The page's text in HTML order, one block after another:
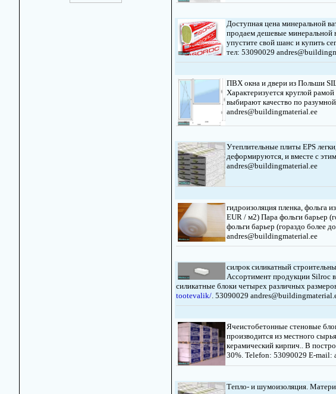
Доступная цена минеральной
продаем дешевые минеральной
упустите свой шанс и купить
тел: 53090029
ПВХ окна и двери из Польши
Характеризуется круглой
выбирают качество по
andres@buildingmaterial.ee
Утеплительные плиты EPS
деформируются, и вместе с
andres@buildingmaterial.ee
гидроизоляция пленка, фольга
EUR / м2) Пара фольги барьер
фольги барьер (гораздо более
andres@buildingmaterial.ee
силрок силикатный
Ассортимент продукции Silroc
силикатные блоки четырех различных
tootevalik/. 53090029
Ячеистобетонные стеновые
производится из местного
керамический кирпич.. В
30%. Telefon: 53090029 E-mail:
Тепло- и шумоизоляция.